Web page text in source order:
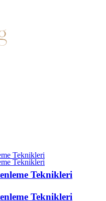
Teknikleri
Teknikleri